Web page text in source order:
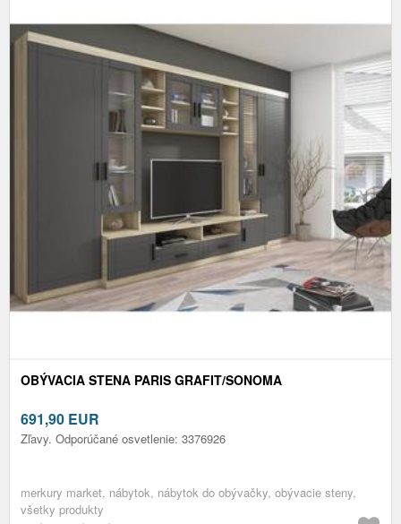
OBÝVACIA STENA PARIS GRAFIT/SONOMA
691,90 EUR
Zľavy. Odporúčané osvetlenie: 3376926
merkury market, nábytok, nábytok do obývačky, obývacie steny,
všetky produkty